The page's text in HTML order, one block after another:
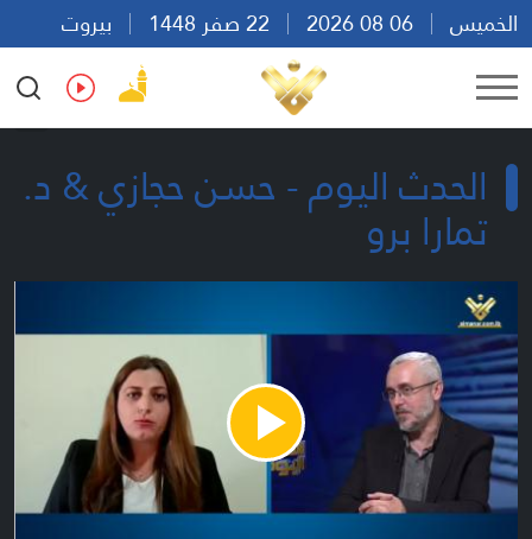
الخميس
بيروت
07:55
Ar En Fr Es
الحدث اليوم - حسن حجازي & د.
تمارا برو
Play
Video